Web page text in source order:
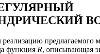
предлагаемого
функция R, описывающая